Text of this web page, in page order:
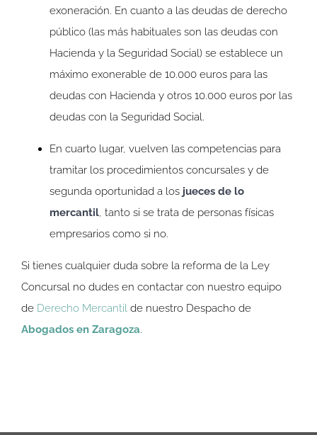
exoneración. En cuanto a las deudas de derecho
público (las más habituales son las deudas con
Hacienda y la Seguridad Social) se establece un
máximo exonerable de 10.000 euros para las
deudas con Hacienda y otros 10.000 euros por las
deudas con la Seguridad Social.
En cuarto lugar, vuelven las competencias para
tramitar los procedimientos concursales y de
segunda oportunidad a los jueces de lo
mercantil, tanto si se trata de personas físicas
empresarios como si no.
Si tienes cualquier duda sobre la reforma de la Ley
Concursal no dudes en contactar con nuestro equipo
de Derecho Mercantil de nuestro Despacho de
Abogados en Zaragoza.